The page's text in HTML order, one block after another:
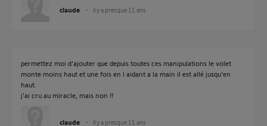
claude il y a presque 11 ans
permettez moi d'ajouter que depuis toutes ces manipulations le volet
monte moins haut et une fois en l aidant a la main il est allé jusqu'en
haut.
j'ai cru au miracle, mais non !!
claude il y a presque 11 ans